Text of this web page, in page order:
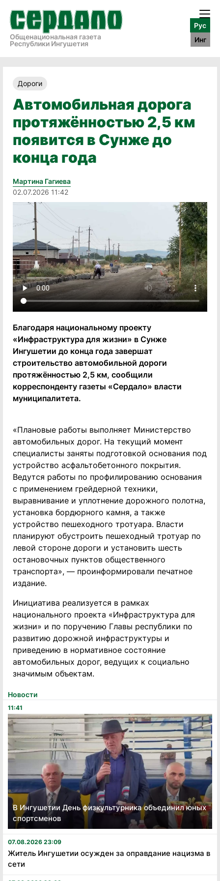
Общенациональная газета
Республики Ингушетия
Рус
Инг
Новости
11:41
В Ингушетии День физкультурника объединил юных
спортсменов
07.08.2026 23:09
Житель Ингушетии осужден за оправдание нацизма в
сети
Дороги
Автомобильная дорога
протяжённостью 2,5 км
появится в Сунже до
конца года
Мартина Гагиева
02.07.2026 11:42
Благодаря национальному проекту
«Инфраструктура для жизни» в Сунже
Ингушетии до конца года завершат
строительство автомобильной дороги
протяжённостью 2,5 км, сообщили
корреспонденту газеты «Сердало» власти
муниципалитета.
«Плановые работы выполняет Министерство
автомобильных дорог. На текущий момент
специалисты заняты подготовкой основания под
устройство асфальтобетонного покрытия.
Ведутся работы по профилированию основания
с применением грейдерной техники,
выравнивание и уплотнение дорожного полотна,
установка бордюрного камня, а также
устройство пешеходного тротуара. Власти
планируют обустроить пешеходный тротуар по
левой стороне дороги и установить шесть
остановочных пунктов общественного
транспорта», — проинформировали печатное
издание.
Инициатива реализуется в рамках
национального проекта «Инфраструктура для
жизни» и по поручению Главы республики по
развитию дорожной инфраструктуры и
приведению в нормативное состояние
автомобильных дорог, ведущих к социально
значимым объектам.